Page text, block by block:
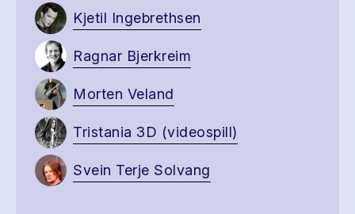
Kjetil Ingebrethsen
Ragnar Bjerkreim
Morten Veland
Tristania 3D (videospill)
Svein Terje Solvang